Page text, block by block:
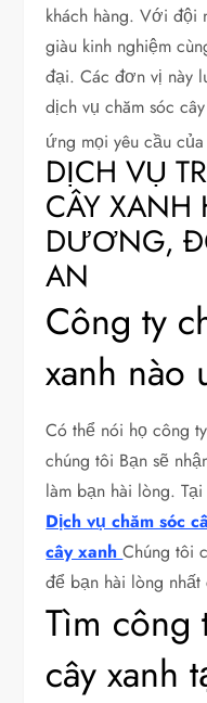
khách hàng. Với đội
giàu kinh nghiệm
đại. Các đơn vị này
dịch vụ chăm sóc
ứng mọi yêu cầu
DỊCH VỤ
CÂY XANH
DƯƠNG,
AN
Công ty
xanh nào
Có thể nói họ công
chúng tôi Bạn sẽ
làm bạn hài lòng.
Dịch vụ chăm sóc
cây xanhChúng tôi
để bạn hài lòng nhất
Tìm công
cây xanh